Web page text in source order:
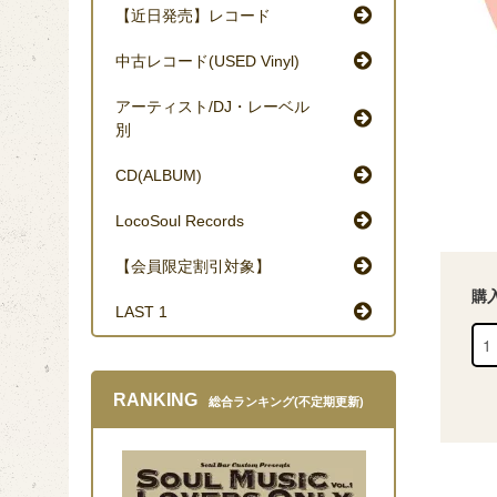
購
【近日発売】レコード
中古レコード(USED Vinyl)
アーティスト/DJ・レーベル
別
CD(ALBUM)
LocoSoul Records
【会員限定割引対象】
LAST 1
RANKING 総合ランキング(不定期更新)